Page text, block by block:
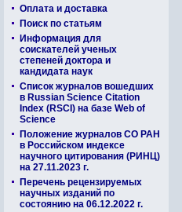
Оплата и доставка
Поиск по статьям
Информация для
соискателей ученых
степеней доктора и
кандидата наук
Список журналов вошедших
в Russian Science Citation
Index (RSCI) на базе Web of
Science
Положение журналов СО РАН
в Российском индексе
научного цитирования (РИНЦ)
на 27.11.2023 г.
Перечень рецензируемых
научных изданий по
состоянию на 06.12.2022 г.